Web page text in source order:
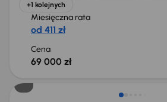
+1 kolejnych
Miesięczna rata
od 411 zł
Cena
69 000 zł
Świeżo skupione